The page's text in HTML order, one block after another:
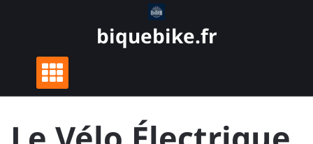
biquebike.fr